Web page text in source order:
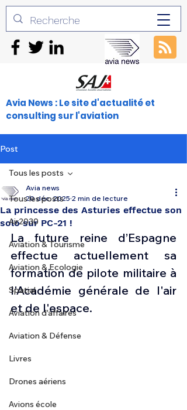
Avia News : Le site d'actualité et
consulting sur l'aviation
Post
Tous les posts
Air2030
Aviation & Tourisme
Aviation & Ecologie
Spatial
Aviation d'affaires
Aviation & Défense
Livres
Drones aériens
Avions école
Tous les posts
La princesse des Asturies effectue son
solo sur PC-21 !
Avia news
20 déc. 2025 2 min de lecture
La future reine d’Espagne
effectue actuellement sa
formation de pilote militaire à
l'Académie générale de l'air
et de l'espace.